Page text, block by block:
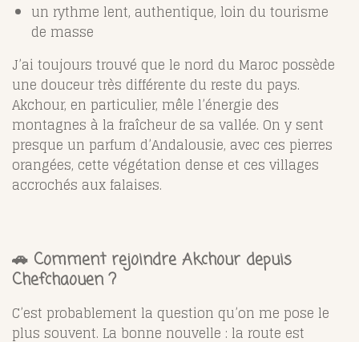
un rythme lent, authentique, loin du tourisme
de masse
J’ai toujours trouvé que le nord du Maroc possède
une douceur très différente du reste du pays.
Akchour, en particulier, mêle l’énergie des
montagnes à la fraîcheur de sa vallée. On y sent
presque un parfum d’Andalousie, avec ces pierres
orangées, cette végétation dense et ces villages
accrochés aux falaises.
🚗 Comment rejoindre Akchour depuis
Chefchaouen ?
C’est probablement la question qu’on me pose le
plus souvent. La bonne nouvelle : la route est